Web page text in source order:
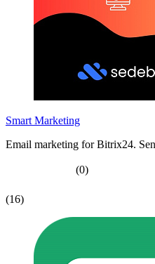
Smart Marketing
Email marketing for Bitrix24.
(0)
(16)